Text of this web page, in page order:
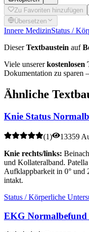
Zu Favoriten hinzufügen
Übersetzen
Innere MedizinStatus /
DieserTextbaustein auf
Viele unsererkostenlosen
Dokumentation zu sparen
Ähnliche
Knie Status
(1)
13359
Knie rechts/links:
und Kollateralband.
Aufklappbarkeit in 0° und
intakt.
Status / Körperliche
EKG